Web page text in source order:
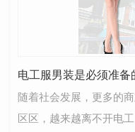
电工服男装是必须准
随着社会发展，更多的
区区，越来越离不开电